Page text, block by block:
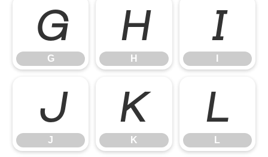
G
G
H
H
I
J
J
K
K
L
L